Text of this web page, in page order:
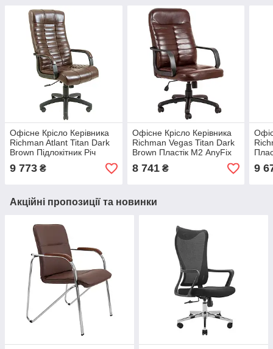
Офісне Крісло Керівника
Richman Atlant Titan Dark
Brown Підлокітник Річ
Пластік М2 AnyFix
Коричневий
9 773 ₴
Офісне Крісло Керівника
Richman Vegas Titan Dark
Brown Пластік М2 AnyFix
Коричневий
8 741₴ 9
Акційні пропозиції та новинки